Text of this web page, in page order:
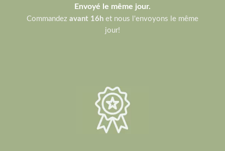
Envoyé le même jour.
Commandez avant 16h et nous l'envoyons le même
jour!